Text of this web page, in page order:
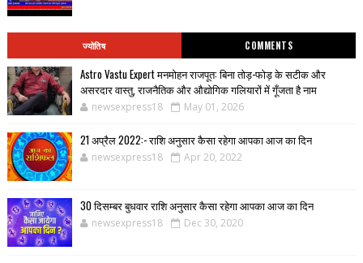
ज्योतिष COMMENTS
Astro Vastu Expert मनमोहन राजपूत: बिना तोड़-फोड़ के सटीक और
असरदार वास्तु, राजनैतिक और औद्योगिक गलियारों में गूँजता है नाम
newsexpress18 May 01, 2026
21 अप्रैल 2022:- राशि अनुसार कैसा रहेगा आपका आज का दिन
newsexpress18 Apr 20, 2022
30 दिसम्बर बुधवार राशि अनुसार कैसा रहेगा आपका आज का दिन
newsexpress18 Dec 30, 2020